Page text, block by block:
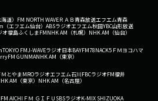
道） FM NORTH WAVEＲＡＢ青森放送エフエム青森
（エフエム仙台） ABSラジオエフエム秋田YBC山形放送
オ福島ふくしまFMNHK AM（札幌） NHK AM（仙台）
TOKYO FMJ-WAVEラジオ日本BAYFM78NACK5 ＦＭヨコハマ
FM GUNMANHK AM（東京）
ＭとやまMROラジオエフエム石川FBCラジオFM福井
AM（東京） NHK AM（名古屋）
FM AICHI ＦＭ ＧＩＦＵ SBSラジオK-MIX SHIZUOKA